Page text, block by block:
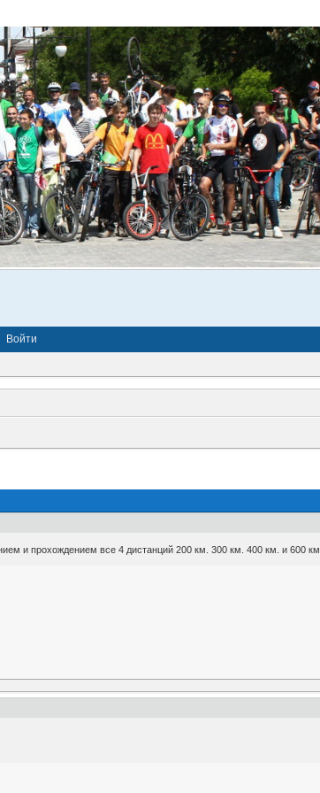
Войти
и прохождением все 4 дистанций 200 км. 300 км. 400 км. и 600 км.